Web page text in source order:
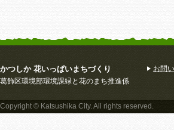
かつしか 花いっぱいまちづくり
葛飾区環境部環境課緑と花のまち推進係
お問
Copyright © Katsushika City. All rights reserved.